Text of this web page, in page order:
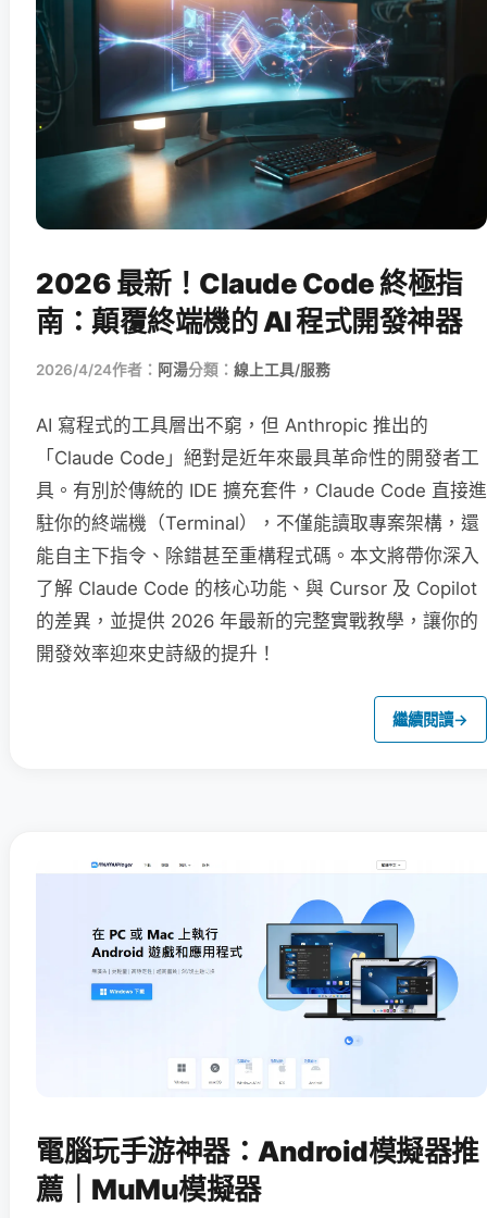
2026 最新！Claude Code 終極指
南：顛覆終端機的 AI 程式開發神器
2026/4/24作者： 阿湯分類： 線上工具/服務
AI 寫程式的工具層出不窮，但 Anthropic 推出的
「Claude Code」絕對是近年來最具革命性的開發者工
具。有別於傳統的 IDE 擴充套件，Claude Code 直接進
駐你的終端機（Terminal），不僅能讀取專案架構，還
能自主下指令、除錯甚至重構程式碼。本文將帶你深入
了解 Claude Code 的核心功能、與 Cursor 及 Copilot
的差異，並提供 2026 年最新的完整實戰教學，讓你的
開發效率迎來史詩級的提升！
繼續閱讀→
電腦玩手游神器：Android模擬器推
薦｜MuMu模擬器